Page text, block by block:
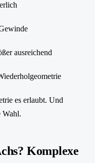
ausreichend
es erlaubt. Und
Wahl.
Komplexe